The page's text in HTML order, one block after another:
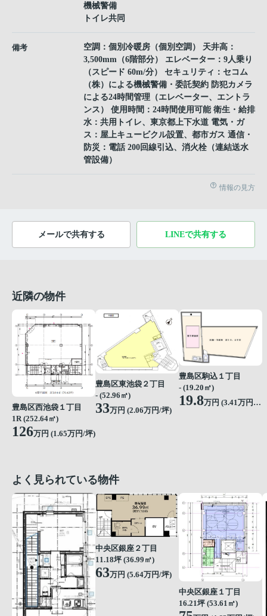
機械警備
トイレ共同
備考
空調：個別冷暖房（個別空調） 天井高：
3,500mm（6階部分） エレベーター：9人乗り
（スピード 60m/分） セキュリティ：セコム
（株）による機械警備・委託契約 防犯カメラ
による24時間管理（エレベーター、エントラ
ンス） 使用時間：24時間使用可能 衛生・給排
水：共用トイレ、東京都上下水道 電気・ガ
ス：屋上キュービクル設置、都市ガス 通信・
防災：電話 200回線引込、消火栓（連結送水
管設備）
情報の見方
メールで共有する LINEで共有する
近隣の物件
豊島区西池袋１丁目
1R (252.64㎡)
126万円 (1.65万円/坪)
豊島区東池袋２丁目
- (52.96㎡)
33万円 (2.06万円/坪)
豊島区駒込１丁目
- (19.20㎡)
19.8万円 (3.41万円/坪)
よく見られている物件
中央区銀座２丁目
11.18坪 (36.99㎡)
63万円 (5.64万円/坪)
中央区銀座１丁目
16.21坪 (53.61㎡)